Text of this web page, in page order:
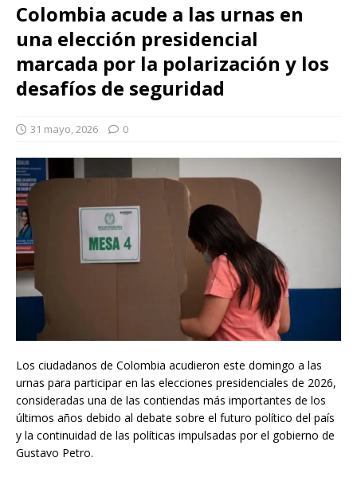
Colombia acude a las urnas en
una elección presidencial
marcada por la polarización y los
desafíos de seguridad
31 mayo, 2026 0
Los ciudadanos de Colombia acudieron este domingo a las
urnas para participar en las elecciones presidenciales de 2026,
consideradas una de las contiendas más importantes de los
últimos años debido al debate sobre el futuro político del país
y la continuidad de las políticas impulsadas por el gobierno de
Gustavo Petro.